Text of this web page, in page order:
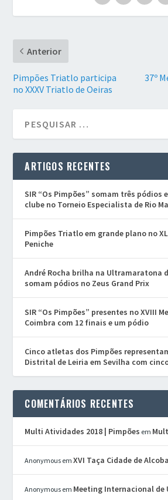
Anterior
Pimpões Triatlo participa
no XXXV Triatlo de Oeiras
37º
ARTIGOS RECENTES
SIR “Os Pimpões” somam três pódios
clube no Torneio Especialista de Rio
Pimpões Triatlo em grande plano no
Peniche
André Rocha brilha na Ultramaratona
somam pódios no Zeus Grand Prix
SIR “Os Pimpões” presentes no XVIII
Coimbra com 12 finais e um pódio
Cinco atletas dos Pimpões
Distrital de Leiria em Sevilha com
COMENTÁRIOS RECENTES
Multi Atividades 2018 | Pimpões em
Anonymous emXVI Taça Cidade de
Anonymous em Meeting Internacional de